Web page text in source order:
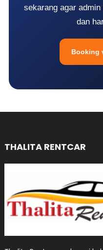
sekarang agar
dan
Booking
THALITA RENTCAR